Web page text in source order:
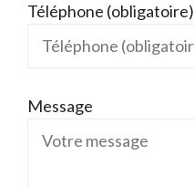
Téléphone (obligatoire)
Message